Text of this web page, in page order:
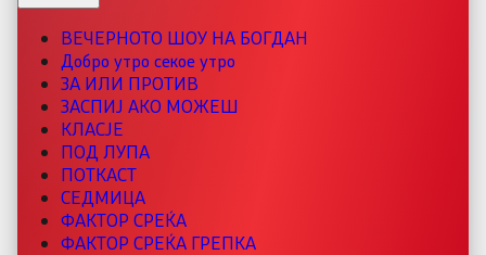
ВЕЧЕРНОТО ШОУ НА БОГДАН
Добро утро секое утро
ЗА ИЛИ ПРОТИВ
ЗАСПИЈ АКО МОЖЕШ
КЛАСЈЕ
ПОД ЛУПА
ПОТКАСТ
СЕДМИЦА
ФАКТОР СРЕЌА
ФАКТОР СРЕЌА ГРЕПКА